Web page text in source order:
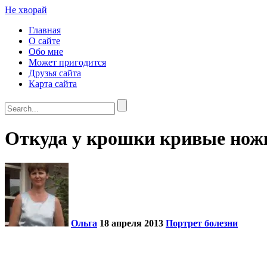
Не хворай
Главная
О сайте
Обо мне
Может пригодится
Друзья сайта
Карта сайта
Откуда у крошки кривые
Ольга 18 апреля 2013 Портрет болезни